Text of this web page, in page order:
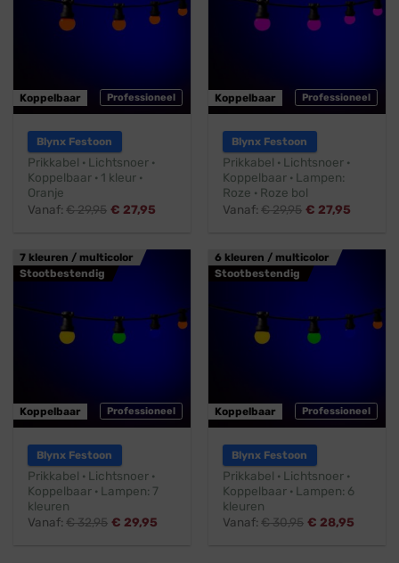
Professioneel
Koppelbaar
Blynx Festoon
Prikkabel · Lichtsnoer ·
Koppelbaar · 1 kleur ·
Oranje
Vanaf:€29,95 € 27,95
Professioneel
Koppelbaar
Blynx Festoon
Prikkabel · Lichtsnoer ·
Koppelbaar · Lampen:
Roze · Roze bol
Vanaf:€29,95 € 27,95
7 kleuren / multicolor
Stootbestendig
Professioneel
Koppelbaar
Blynx Festoon
Prikkabel · Lichtsnoer ·
Koppelbaar · Lampen: 7
kleuren
Vanaf:€32,95 € 29,95
6 kleuren / multicolor
Stootbestendig
Professioneel
Koppelbaar
Blynx Festoon
Prikkabel · Lichtsnoer ·
Koppelbaar · Lampen: 6
kleuren
Vanaf:€30,95 € 28,95